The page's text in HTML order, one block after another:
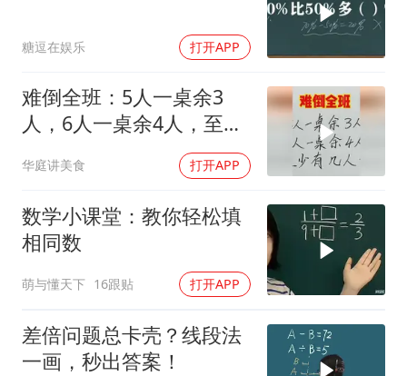
38岁演员求职万岁山NPC成功
中医教你一招提升气血
夯实基础开新局
糖逗在娱乐 打开APP
难倒全班：5人一桌余3
人，6人一桌余4人，至少
华庭讲美食 打开APP
数学小课堂：教你轻松填
相同数
萌与懂天下 16跟贴 打开APP
差倍问题总卡壳？线段法
一画，秒出答案！